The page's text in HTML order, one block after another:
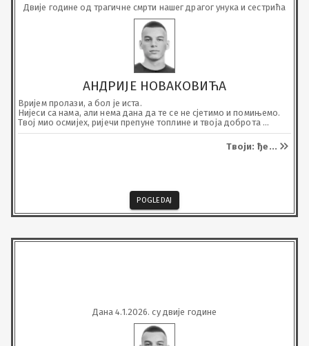
Двије године од трагичне смрти нашег драгог унука и сестрића
АНДРИЈЕ НОВАКОВИЋА
Вријем пролази, а бол је иста.
Нијеси са нама, али нема дана да те се не сјетимо и помињемо.
Твој мио осмијех, ријечи препуне топлине и твоја добротa
дубоко су урезани у нашим рањеним срцима.
Твоји: ђе ...
POGLEDAJ
Дана 4.1.2026. су двије године